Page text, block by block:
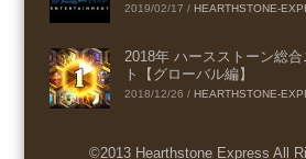
2019/02/17 / HEARTHSTONE-
2018年 ハースストーン総
ト【グローバル編】
2018/12/26 / HEARTHSTONE-
©2013 Hearthstone Express All